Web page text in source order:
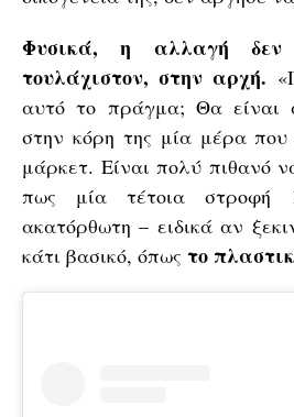
Φυσικά, η αλλαγή
τουλάχιστον, στην αρχή.
αυτό το πράγμα; Θα είναι
στην κόρη της μία μέρα
μάρκετ. Είναι πολύ πιθανό
πως μία τέτοια στροφή
ακατόρθωτη – ειδικά αν
κάτι βασικό, όπως το